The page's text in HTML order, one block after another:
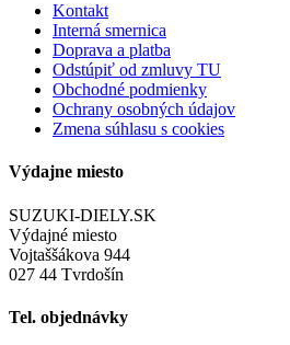
Kontakt
Interná smernica
Doprava a platba
Odstúpiť od zmluvy TU
Obchodné podmienky
Ochrany osobných údajov
Zmena súhlasu s cookies
Výdajne miesto
SUZUKI-DIELY.SK
Výdajné miesto
Vojtaššákova 944
027 44 Tvrdošín
Tel. objednávky